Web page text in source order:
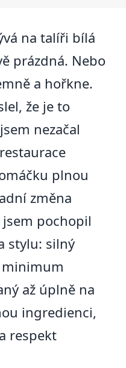
na talíři bílá
prázdná. Nebo
a hořkne.
že je to
nezačal
plnou
změna
pochopil
stylu: silný
až úplně na
ingredienci,
respekt